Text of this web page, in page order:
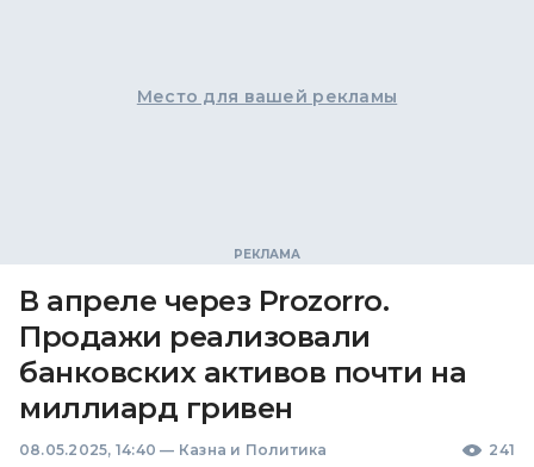
Место для вашей рекламы
В апреле через Prozorro.
Продажи реализовали
банковских активов почти на
миллиард гривен
08.05.2025, 14:40 — Казна и Политика 241